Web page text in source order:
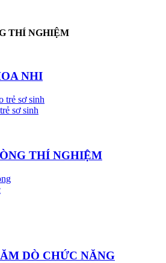
THÍ NGHIỆM
NHI
trẻ sơ sinh
sơ sinh
THÍ NGHIỆM
DÒ CHỨC NĂNG